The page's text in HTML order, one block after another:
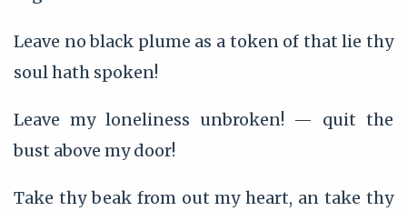
Leave no black plume as a token of that lie thy
soul hath spoken!
Leave my loneliness unbroken! — quit the
bust above my door!
Take thy beak from out my heart, an take thy